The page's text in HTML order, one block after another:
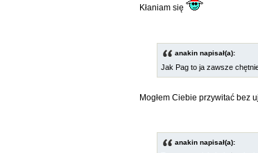
Kłaniam się
anakin napisał(a):
Jak Pag to ja zawsze
Mogłem Ciebie przywitać bez
anakin napisał(a):